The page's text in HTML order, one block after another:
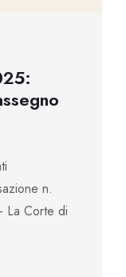
n.
La Corte di